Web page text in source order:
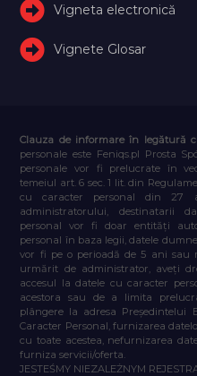
Vigneta electronică
Vignete Glosar
Clauza de informare în legătură
personale este Feniqs.pl Prosta
personale vor fi prelucrate în
temeiul art. 6 sec. 1 lit. din
cu caracter personal din 27
administratorului, destinatarii
personal vor fi doar entități
personal în baza legii, datele
vor fi pe o perioadă de 5 ani sau
urmărit de administrator, aveți
accesul la datele cu caracter
acestora sau de a limita
plângere la adresa
Caracter Personal, furnizarea
cu toate acestea, nefurnizarea
furniza servicii/oferta.
JESTEŚMY NIEZALEŻNYM